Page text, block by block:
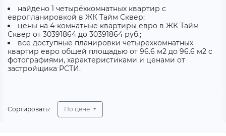
найдено 1 четырёхкомнатных квартир с
европланировкой в ЖК Тайм Сквер;
цены на 4-комнатные квартиры евро в ЖК Тайм
Сквер от 30391864 до 30391864 руб.;
все доступные планировки четырёхкомнатных
квартир евро общей площадью от 96.6 м2 до 96.6 м2 с
фотографиями, характеристиками и ценами от
застройщика РСТИ.
Сортировать: По цене